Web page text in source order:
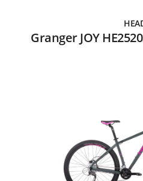
Granger JOY